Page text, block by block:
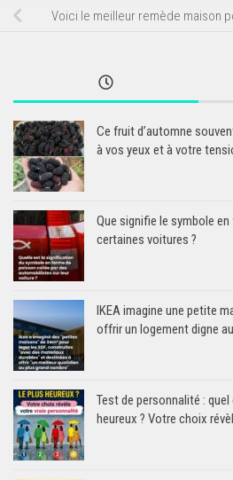
Voici le meilleur remède maison
Ce fruit d’automne
à vos yeux et à votre
Que signifie le symbole
certaines voitures ?
IKEA imagine une petite
offrir un logement digne
Test de personnalité :
heureux ? Votre choix